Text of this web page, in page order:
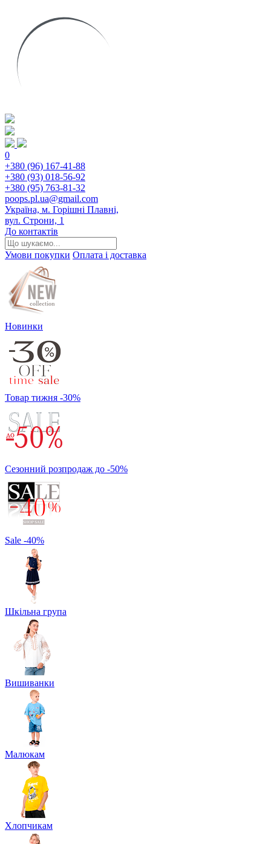
0
+380 (96) 167-41-88
+380 (93) 018-56-92
+380 (95) 763-81-32
poops.pl.ua@gmail.com
Україна, м. Горішні Плавні,
вул. Строни, 1
До контактів
Умови покупки Оплата і доставка
Новинки
Товар тижня -30%
Сезонний розпродаж до -50%
Sale -40%
Шкільна група
Вишиванки
Малюкам
Хлопчикам